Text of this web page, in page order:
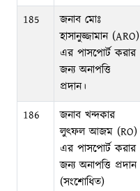
185
জনাব মোঃ
হাসানুজ্জামান (ARO)
এর পাসপোর্ট করার
জন্য অনাপত্তি
প্রদান।
186
জনাব খন্দকার
লুৎফল আজম (RO)
এর পাসপোর্ট করার
জন্য অনাপত্তি প্রদান
(সংশোধিত)